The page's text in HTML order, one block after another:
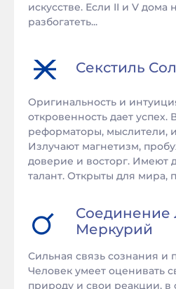
искусстве. Если II и V
разбогатеть...
Секстиль
Оригинальность и
откровенность дает успех.
реформаторы, мыслители,
Излучают магнетизм,
доверие и восторг. Имеют
талант. Открыты для мира,
Соединение
Меркурий
Сильная связь сознания и
Человек умеет оценивать
природу и свои реакции, в